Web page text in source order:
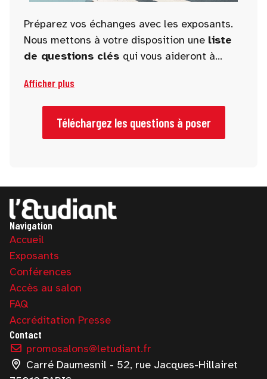
Préparez vos échanges avec les exposants.
Nous mettons à votre disposition une liste
de questions clés qui vous aideront à
informations pertinentes et utiles pour
orienter vos projets académiques et
professionnels.
Afficher plus
Téléchargez les questions à poser
Navigation
Accueil
Exposants
Conférences
Accès au salon
FAQ
Accréditation Presse
Contact
promosalons@letudiant.fr
Carré Daumesnil - 52, rue Jacques-Hillairet